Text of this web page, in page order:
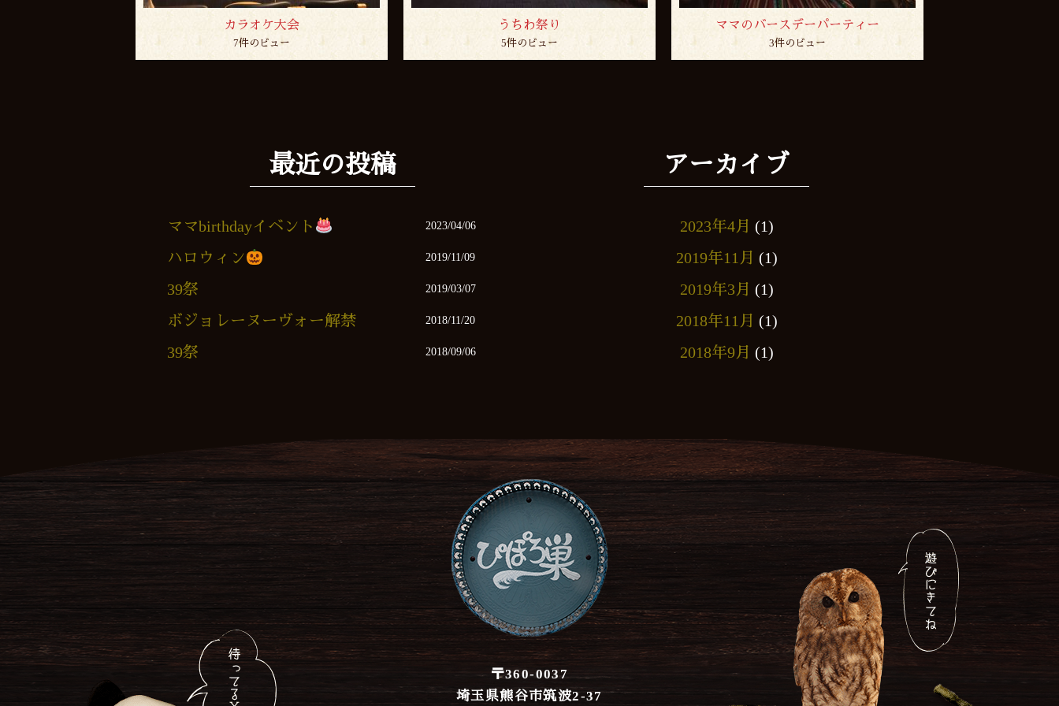
カラオケ大会
7件のビュー
うちわ祭り
5件のビュー
ママのバースデーパーティー
3件のビュー
最近の投稿
ママbirthdayイベント 2023/04/06
ハロウィン 2019/11/09
39祭 2019/03/07
ボジョレーヌーヴォー解禁 2018/11/20
39祭 2018/09/06
アーカイブ
2023年4月 (1)
2019年11月 (1)
2019年3月 (1)
2018年11月 (1)
2018年9月 (1)
2018年4月(1)
2018年3月(1)
2017年12月(1)
2017年10月 (1)
〒360-0037
埼玉県熊谷市筑波2-37